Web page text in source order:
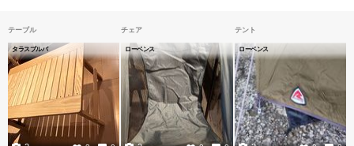
テーブル
タラスブルバ
チェア
ローベンス
テント
ローベンス